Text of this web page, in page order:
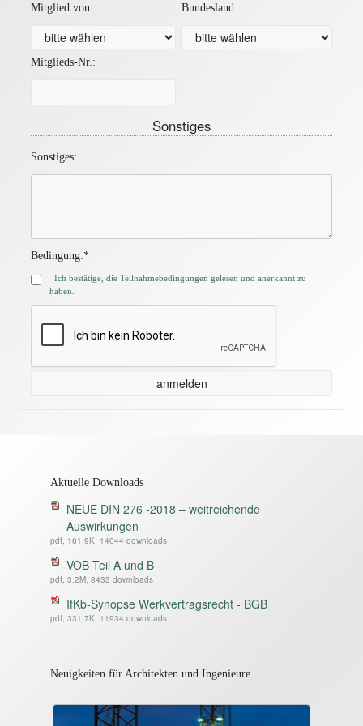
Mitglied von: Bundesland:
Mitglieds-Nr.:
Sonstiges
Sonstiges:
Bedingung:*
Ich bestätige, die Teilnahmebedingungen gelesen und anerkannt zu
haben.
anmelden
Aktuelle Downloads
NEUE DIN 276 -2018 – weitreichende
Auswirkungen
pdf, 161.9K, 14044 downloads
VOB Teil A und B
pdf, 3.2M, 8433 downloads
IfKb-Synopse Werkvertragsrecht - BGB
pdf, 331.7K, 11934 downloads
Neuigkeiten für Architekten und Ingenieure